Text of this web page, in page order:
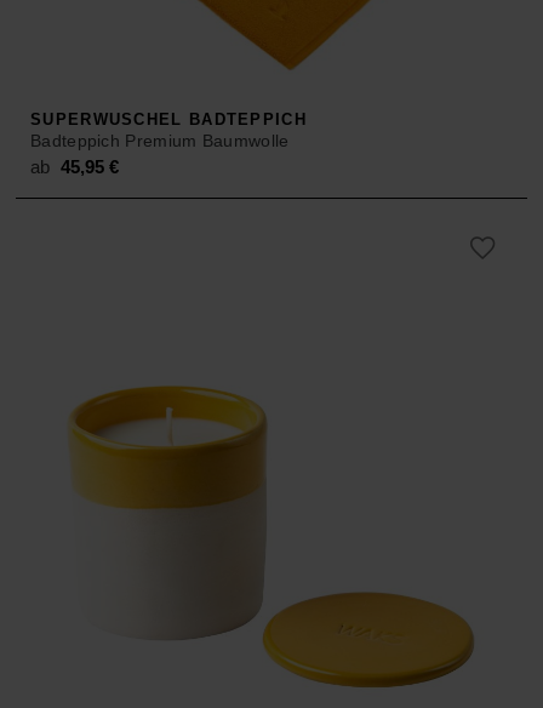
SUPERWUSCHEL BADTEPPICH
Badteppich Premium Baumwolle
ab45,95€